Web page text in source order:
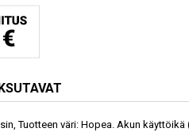
Tuotteen väri: Hopea. Akun